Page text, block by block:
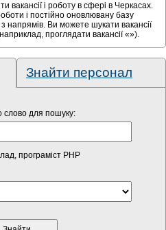
вакансії і роботу в сфері в Черкасах.
і постійно оновлювану базу
напрямів. Ви можете шукати вакансії
проглядати вакансії «»).
Знайти персонал
слово для пошуку:
програміст PHP